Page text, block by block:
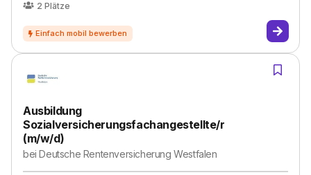
2 Plätze
Ausbildung
Sozialversicherungsfachangestellte/r
(m/w/d)
beiDeutsche Rentenversicherung Westfalen